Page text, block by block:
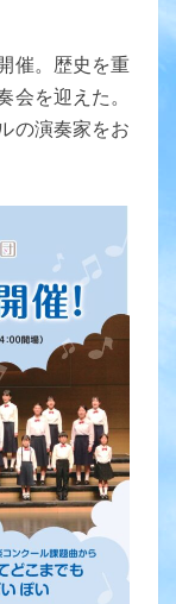
催。歴史を重
会を迎えた。
の演奏家をお